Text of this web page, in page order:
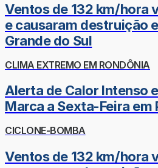
Ventos de 132 km/hora
e causaram destruição
Grande do Sul
CLIMA EXTREMO EM RONDÔNIA
Alerta de Calor Intenso
Marca a Sexta-Feira em
CICLONE-BOMBA
Ventos de 132 km/hora